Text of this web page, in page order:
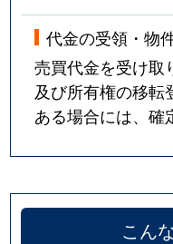
代金の受領・物
売買代金を受け取
及び所有権の移転
ある場合には、確
こん